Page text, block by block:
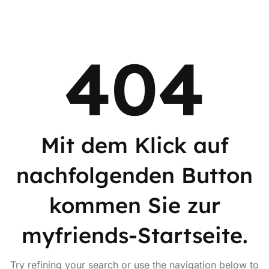
404
Mit dem Klick auf
nachfolgenden Button
kommen Sie zur
myfriends-Startseite.
Try refining your search or use the navigation below to